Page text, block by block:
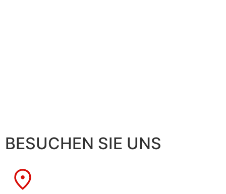
BESUCHEN SIE UNS